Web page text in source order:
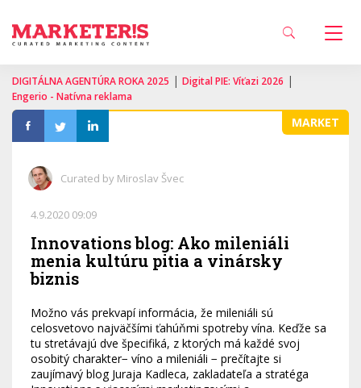
DIGITÁLNA AGENTÚRA ROKA 2025 | Digital PIE: Víťazi 2026 |
Engerio - Natívna reklama
MARKET
Curated by Miroslav Švec
4.9.2020 09:09
Innovations blog: Ako mileniáli
menia kultúru pitia a vinársky
biznis
Možno vás prekvapí informácia, že mileniáli sú
celosvetovo najväčšími ťahúňmi spotreby vína. Keďže sa
tu stretávajú dve špecifiká, z ktorých má každé svoj
osobitý charakter− víno a mileniáli − prečítajte si
zaujímavý blog Juraja Kadleca, zakladateľa a stratéga